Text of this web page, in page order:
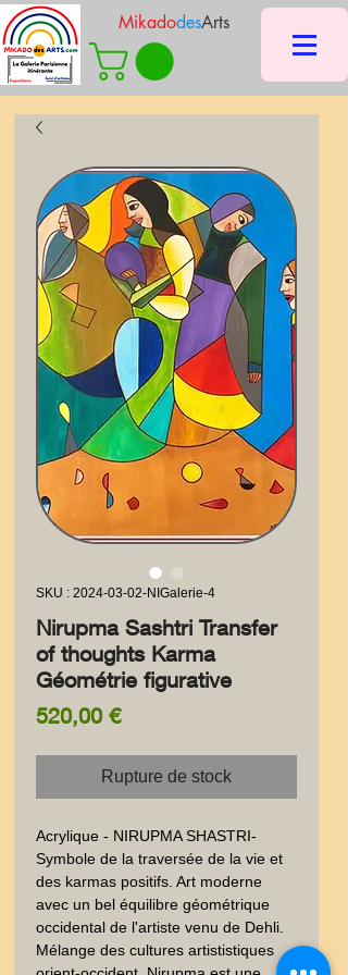
MikadodesArts
SKU : 2024-03-02-NIGalerie-4
Nirupma Sashtri Transfer
of thoughts Karma
Géométrie figurative
520,00 €Prix
Rupture de stock
Acrylique - NIRUPMA SHASTRI-
Symbole de la traversée de la vie et
des karmas positifs. Art moderne
avec un bel équilibre géométrique
occidental de l'artiste venu de Dehli.
Mélange des cultures artististiques